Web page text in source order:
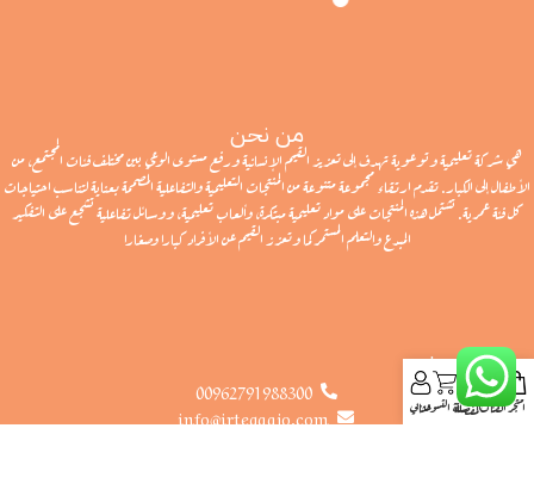
من نحن
هي شركة تعليمية وتوعوية تهدف إلى تعزيز القيم الإنسانية ورفع مستوى الوعي بين مختلف فئات المجتمع، من
الأطفال إلى الكبار. تقدم ارتقاء مجموعة متنوعة من المنتجات التعليمية والتفاعلية المصممة بعناية لتناسب احتياجات
كل فئة عمرية. تشتمل هذه المنتجات على مواد تعليمية مبتكرة، وألعاب تعليمية، ووسائل تفاعلية تشجع على التفكير
المبدع والتعلم المستمر كما وتعزز القيم عن الأفراد كبارا وصغارا
تواصل معنا
00962791988300
info@irteqaajo.com
المتجرالفئاتالمفضلةسلة التسوقحسابي